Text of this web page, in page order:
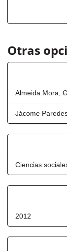
Otras
Almeida Mora,
Jácome
Ciencias
2012